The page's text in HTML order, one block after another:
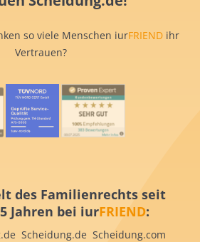
so viele Menschen iurFRIEND ihr
Vertrauen?
des Familienrechts seit
Jahren bei iurFRIEND:
Scheidung.de Scheidung.com